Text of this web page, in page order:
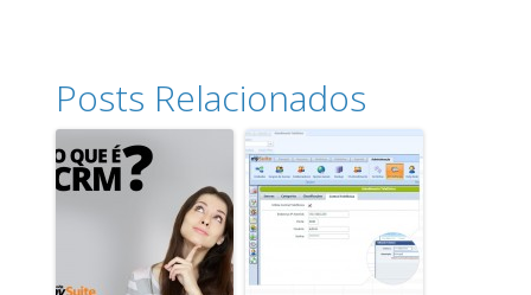
Posts Relacionados